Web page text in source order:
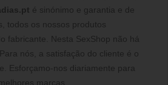
é sinónimo e garantia e de
todos os nossos produtos
fabricante. Nesta SexShop não há
nós, a satisfação do cliente é o
Esforçamo-nos diariamente para
marcas